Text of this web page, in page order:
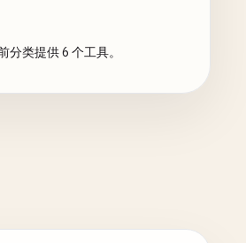
类提供 6 个工具。